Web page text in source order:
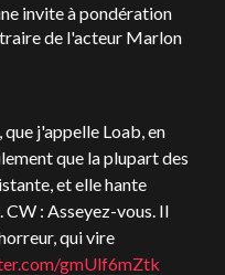
invite à pondération
de l'acteur Marlon
j'appelle Loab, en
que la plupart des
et elle hante
CW : Asseyez-vous. Il
qui vire
gmUlf6mZtk